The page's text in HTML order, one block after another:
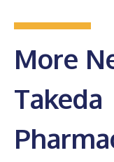
More
Takeda